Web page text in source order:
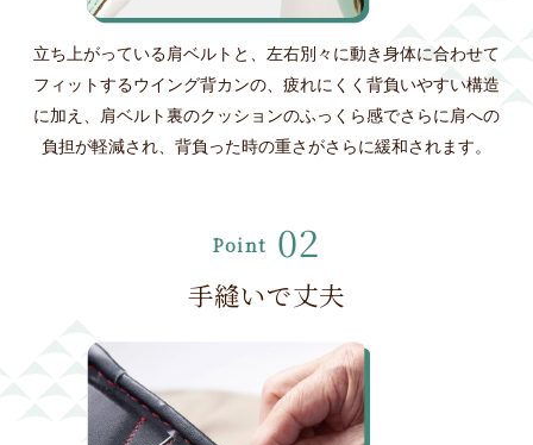
立ち上がっている肩ベルトと、左右別々に動き身体に合わせて
フィットするウイング背カンの、疲れにくく背負いやすい構造
に加え、肩ベルト裏のクッションのふっくら感でさらに肩への
負担が軽減され、背負った時の重さがさらに緩和されます。
Point 02
手縫いで丈夫